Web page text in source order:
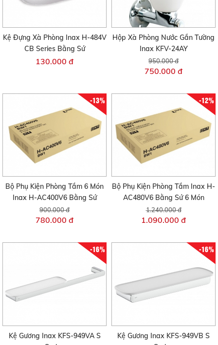
Kệ Đựng Xà Phòng Inax H-484V
CB Series Bằng Sứ
130.000 đ
Hộp Xà Phòng Nước Gắn Tường
Inax KFV-24AY
950.000 đ
750.000 đ
-13%
Bộ Phụ Kiện Phòng Tắm 6 Món
Inax H-AC400V6 Bằng Sứ
900.000 đ
780.000 đ
-12%
Bộ Phụ Kiện Phòng Tắm Inax H-
AC480V6 Bằng Sứ 6 Món
1.240.000 đ
1.090.000 đ
-16%
Kệ Gương Inax KFS-949VA S
-16%
Kệ Gương Inax KFS-949VB S